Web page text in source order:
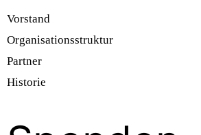
Vorstand
Organisationsstruktur
Partner
Historie